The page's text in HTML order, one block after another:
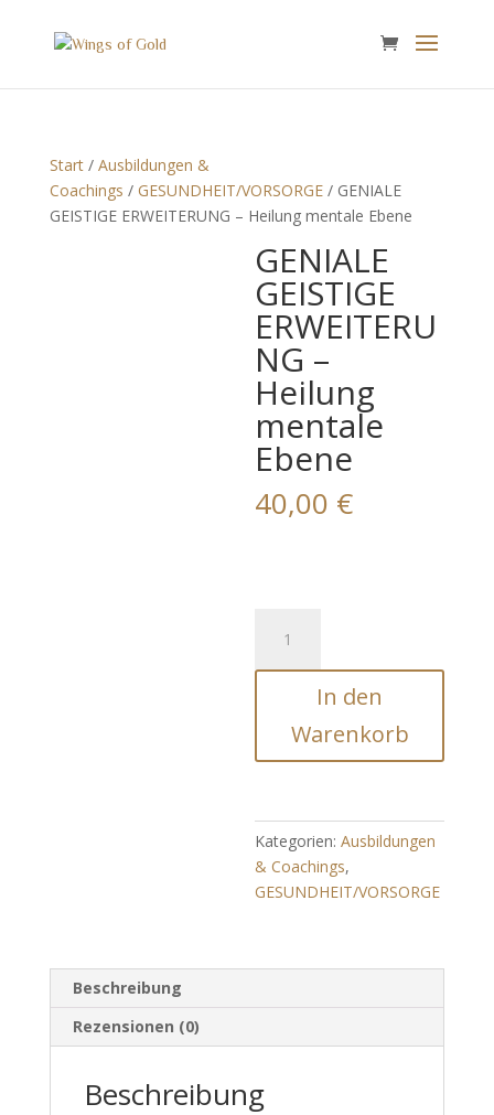
Start/ Ausbildungen &
Coachings / GESUNDHEIT/VORSORGE/ GENIALE
GEISTIGE ERWEITERUNG – Heilung mentale Ebene
GENIALE
GEISTIGE
ERWEITERU
NG –
Heilung
mentale
Ebene
40,00 €
GEISTIGE
ERWEITERUNG
Heilung
mentale
In den
Warenkorb
Kategorien:Ausbildungen
& Coachings,
GESUNDHEIT/VORSORGE
Beschreibung
Rezensionen (0)
Beschreibung